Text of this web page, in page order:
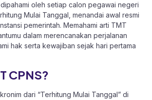
oleh setiap calon pegawai negeri
Mulai Tanggal, menandai awal resmi
pemerintah. Memahami arti TMT
dalam merencanakan perjalanan
hak serta kewajiban sejak hari pertama
CPNS?
dari “Terhitung Mulai Tanggal” di